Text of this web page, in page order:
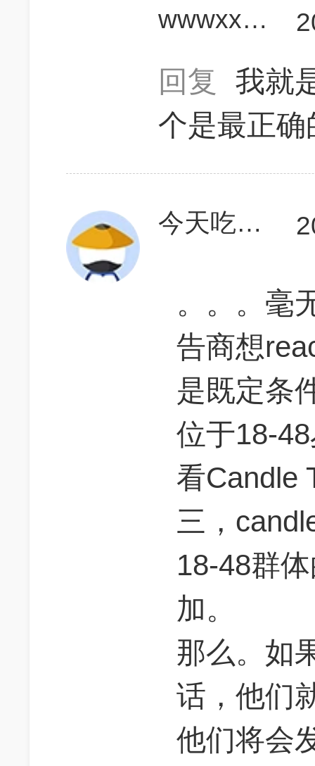
wwwxxxyyy
回复
我就
个是最正确
今天吃烤鱼
。。。毫
告商想
是既定条
位于18-
看Candle
三，
18-48群
加。
那么。如
话，他们
他们将会